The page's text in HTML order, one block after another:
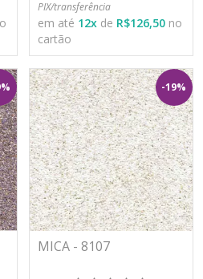
PIX/transferência
em até 12x de R$126,50 no
cartão
-19%
MICA - 8107